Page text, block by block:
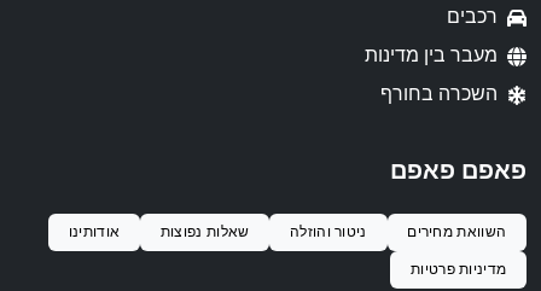
רכבים
מעבר בין מדינות
השכרה בחורף
פאפם פאפם
השוואת מחירים ניטור והוזלה שאלות נפוצות
אודותינו
מדיניות פרטיות